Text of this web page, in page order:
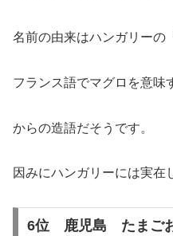
名前の由来はハンガリーの
フランス語でマグロを意味
からの造語だそうです。
因みにハンガリーには実在
6位 鹿児島 たまご